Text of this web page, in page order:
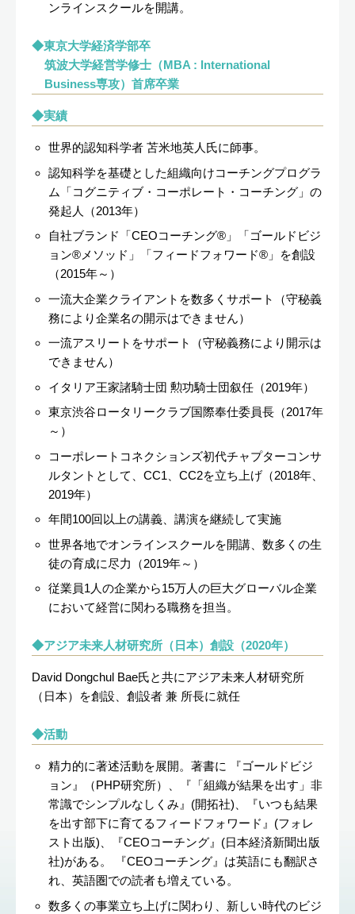
ンラインスクールを開講。
東京大学経済学部卒
筑波大学経営学修士（MBA : International
Business専攻）首席卒業
実績
世界的認知科学者 苫米地英人氏に師事。
認知科学を基礎とした組織向けコーチングプログラ
ム「コグニティブ・コーポレート・コーチング」の
発起人（2013年）
自社ブランド「CEOコーチング®」「ゴールドビジ
ョン®メソッド」「フィードフォワード®」を創設
（2015年～）
一流大企業クライアントを数多くサポート（守秘義
務により企業名の開示はできません）
一流アスリートをサポート（守秘義務により開示は
できません）
イタリア王家諸騎士団 勲功騎士団叙任（2019年）
東京渋谷ロータリークラブ国際奉仕委員長（2017年
～）
コーポレートコネクションズ初代チャプターコンサ
ルタントとして、CC1、CC2を立ち上げ（2018年、
2019年）
年間100回以上の講義、講演を継続して実施
世界各地でオンラインスクールを開講、数多くの生
徒の育成に尽力（2019年～）
従業員1人の企業から15万人の巨大グローバル企業
において経営に関わる職務を担当。
アジア未来人材研究所（日本）創設（2020年）
David Dongchul Bae氏と共にアジア未来人材研究所
（日本）を創設、創設者 兼 所長に就任
活動
精力的に著述活動を展開。著書に 『ゴールドビジ
ョン』（PHP研究所）、『「組織が結果を出す」非
常識でシンプルなしくみ』(開拓社)、『いつも結果
を出す部下に育てるフィードフォワード』(フォレ
スト出版)、『CEOコーチング』(日本経済新聞出版
社)がある。 『CEOコーチング』は英語にも翻訳さ
れ、英語圏での読者も増えている。
数多くの事業立ち上げに関わり、新しい時代のビジ